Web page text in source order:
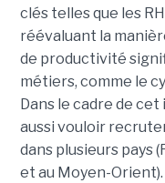
clés telles que les
réévaluant la
de productivité
métiers, comme le
Dans le cadre de
aussi vouloir
dans plusieurs pays
et au Moyen-